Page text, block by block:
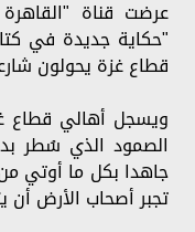
عرضت قناة "القاهرة
"حكاية جديدة في
قطاع غزة يحولون
ويسجل أهالي قطاع
الصمود الذي سُطر
جاهدا بكل ما أوتي
تجبر أصحاب الأرض أن